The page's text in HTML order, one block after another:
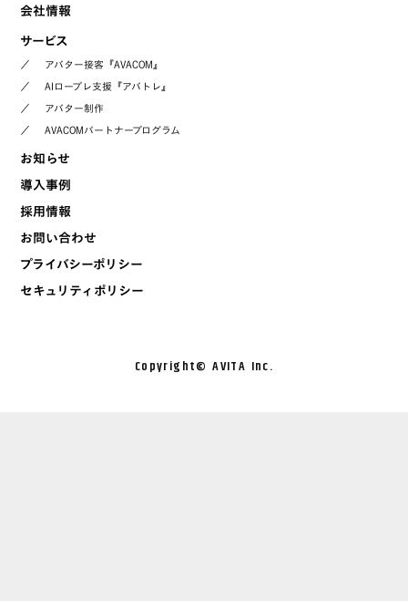
会社情報
サービス
／
アバター接客『AVACOM』
／
AIロープレ支援『アバトレ』
／
アバター制作
／
AVACOMパートナープログラム
お知らせ
導入事例
採用情報
お問い合わせ
プライバシーポリシー
セキュリティポリシー
Copyright©︎ AVITA Inc.